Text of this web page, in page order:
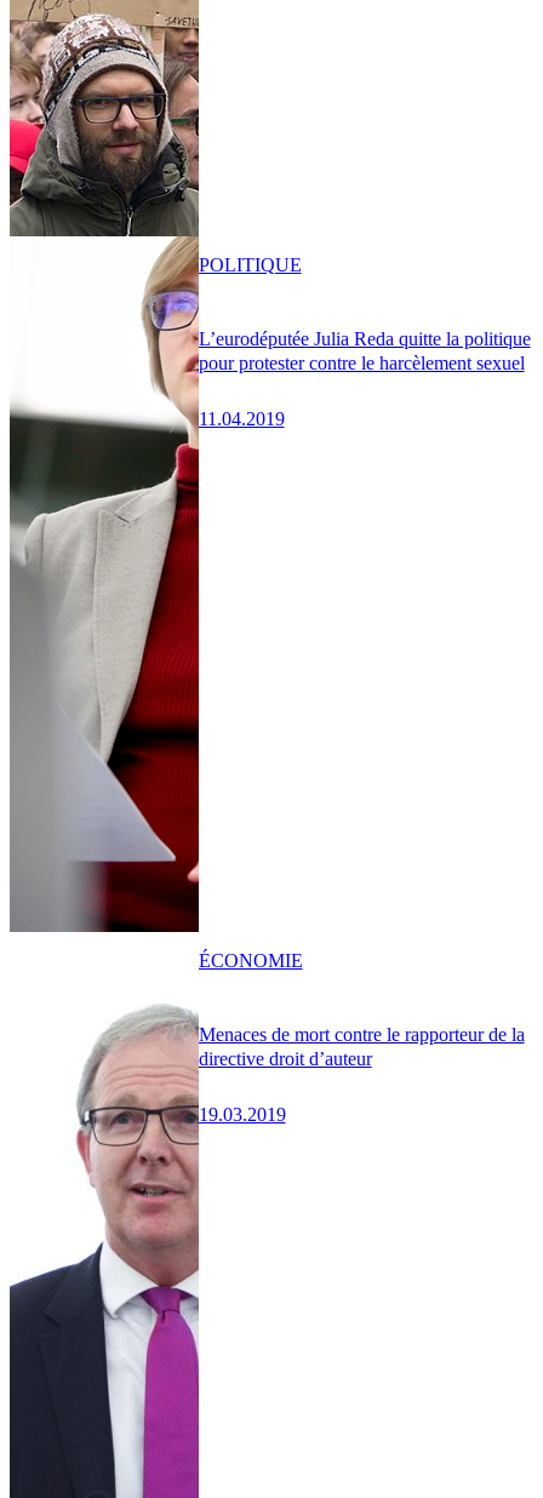
L’eurodéputée Julia Reda quitte la politique
pour protester contre le harcèlement sexuel
11.04.2019
POLITIQUE
Menaces de mort contre le rapporteur de la
directive droit d’auteur
19.03.2019
ÉCONOMIE